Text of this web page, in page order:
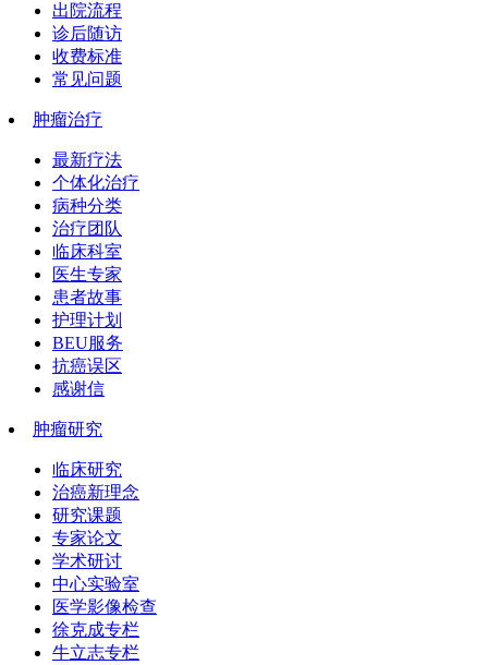
出院流程
诊后随访
收费标准
常见问题
肿瘤治疗
最新疗法
个体化治疗
病种分类
治疗团队
临床科室
医生专家
患者故事
护理计划
BEU服务
抗癌误区
感谢信
肿瘤研究
临床研究
治癌新理念
研究课题
专家论文
学术研讨
中心实验室
医学影像检查
徐克成专栏
牛立志专栏